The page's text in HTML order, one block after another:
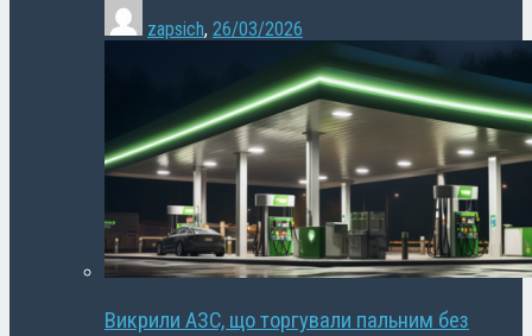
zapsich, 26/03/2026
Викрили АЗС, що торгували пальним без